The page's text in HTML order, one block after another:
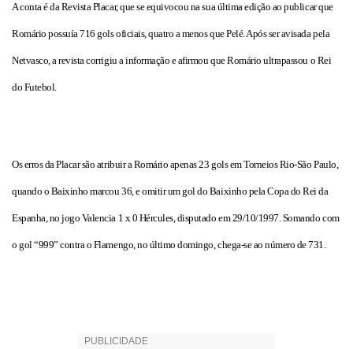
A conta é da Revista Placar, que se equivocou na sua última edição ao publicar que
Romário possuía 716 gols oficiais, quatro a menos que Pelé. Após ser avisada pela
Netvasco, a revista corrigiu a informação e afirmou que Romário ultrapassou o Rei
do Futebol.
Os erros da Placar são atribuir a Romário apenas 23 golsem Torneios Rio-São Paulo,
quando o Baixinho marcou 36, e omitir um gol do Baixinho pela Copa do Rei da
Espanha, no jogo Valencia 1 x 0 Hércules, disputado em 29/10/1997. Somando com
o gol “999” contra o Flamengo, no último domingo, chega-se ao número de 731.